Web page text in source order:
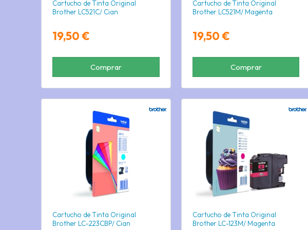
Cartucho de Tinta Original
Brother LC521C/ Cian
19,50 €
Comprar
Cartucho de Tinta Original
Brother LC521M/ Magenta
19,50 €
Comprar
Cartucho de Tinta Original
Brother LC-223CBP/ Cian
Cartucho de Tinta Original
Brother LC-123M/ Magenta